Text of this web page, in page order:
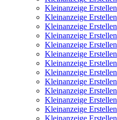
Kleinanzeige Erstellen
Kleinanzeige Erstellen
Kleinanzeige Erstellen
Kleinanzeige Erstellen
Kleinanzeige Erstellen
Kleinanzeige Erstellen
Kleinanzeige Erstellen
Kleinanzeige Erstellen
Kleinanzeige Erstellen
Kleinanzeige Erstellen
Kleinanzeige Erstellen
Kleinanzeige Erstellen
Kleinanzeige Erstellen